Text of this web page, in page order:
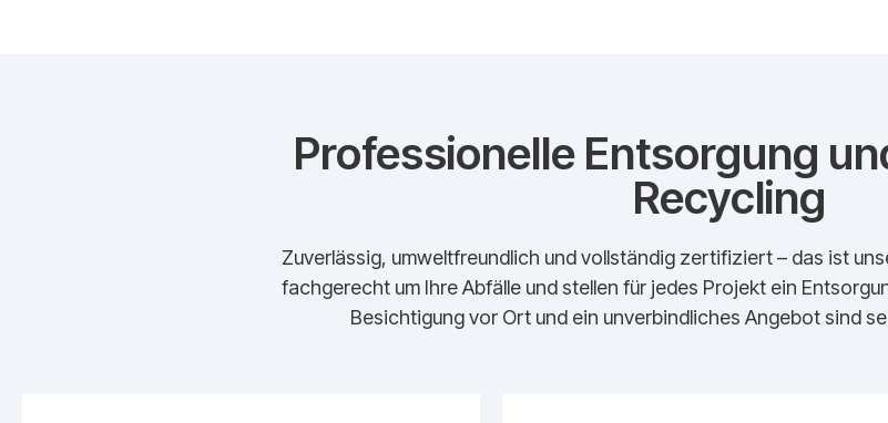
Professionelle Entsorgung
Recycling
Zuverlässig, umweltfreundlich und vollständig zertifiziert – das ist
fachgerecht um Ihre Abfälle und stellen für jedes Projekt ein
Besichtigung vor Ort und ein unverbindliches Angebot sind